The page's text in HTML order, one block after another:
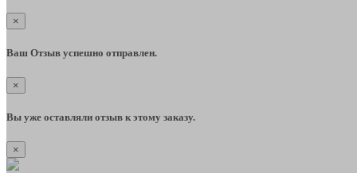
×
Ваш Отзыв успешно отправлен.
×
Вы уже оставляли отзыв к этому заказу.
×